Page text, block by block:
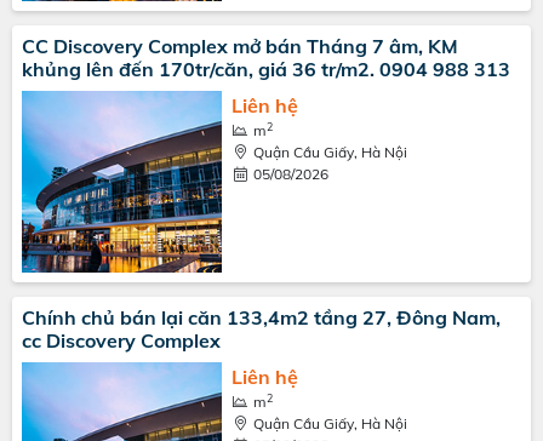
CC Discovery Complex mở bán Tháng 7 âm, KM
khủng lên đến 170tr/căn, giá 36 tr/m2. 0904 988 313
Liên hệ
m2
Quận Cầu Giấy, Hà Nội
05/08/2026
Chính chủ bán lại căn 133,4m2 tầng 27, Đông Nam,
cc Discovery Complex
Liên hệ
m2
Quận Cầu Giấy, Hà Nội